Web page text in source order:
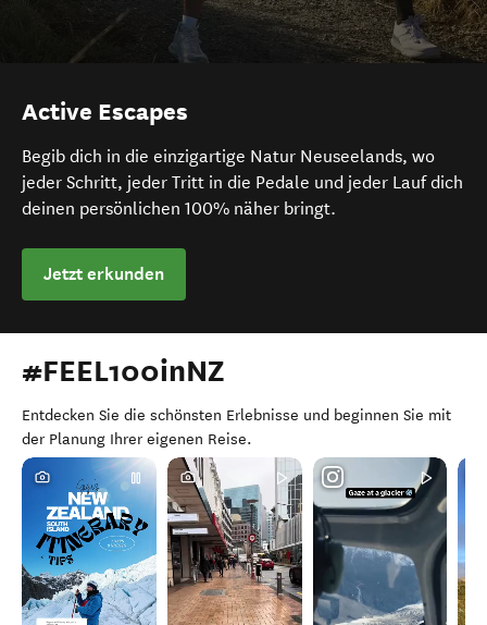
Active Escapes
Begib dich in die einzigartige Natur Neuseelands, wo
jeder Schritt, jeder Tritt in die Pedale und jeder Lauf dich
deinen persönlichen 100% näher bringt.
Jetzt erkunden
#FEEL100inNZ
Entdecken Sie die schönsten Erlebnisse und beginnen Sie mit
der Planung Ihrer eigenen Reise.